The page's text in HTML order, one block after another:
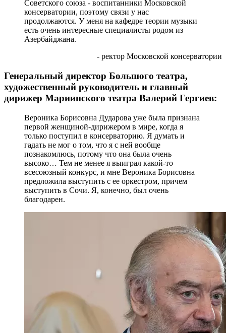
Советского союза - воспитанники Московской
консерватории, поэтому связи у нас
продолжаются. У меня на кафедре теории музыки
есть очень интересные специалисты родом из
Азербайджана.
- ректор Московской консерватории
Генеральный директор Большого театра,
художественный руководитель и главный
дирижер Мариинского театра Валерий Гергиев:
Вероника Борисовна Дударова уже была признана
первой женщиной-дирижером в мире, когда я
только поступил в консерваторию. Я думать и
гадать не мог о том, что я с ней вообще
познакомлюсь, потому что она была очень
высоко… Тем не менее я выиграл какой-то
всесоюзный конкурс, и мне Вероника Борисовна
предложила выступить с ее оркестром, причем
выступить в Сочи. Я, конечно, был очень
благодарен.